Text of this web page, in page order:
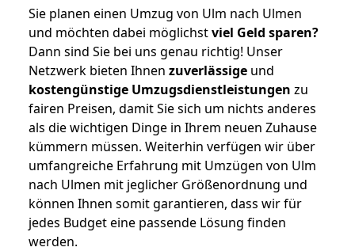
Sie planen einen Umzug von Ulm nach Ulmen
und möchten dabei möglichstviel Geld sparen?
Dann sind Sie bei uns genau richtig! Unser
Netzwerk bieten Ihnen zuverlässige und
kostengünstige Umzugsdienstleistungen zu
fairen Preisen, damit Sie sich um nichts anderes
als die wichtigen Dinge in Ihrem neuen Zuhause
kümmern müssen. Weiterhin verfügen wir über
umfangreiche Erfahrung mit Umzügen von Ulm
nach Ulmen mit jeglicher Größenordnung und
können Ihnen somit garantieren, dass wir für
jedes Budget eine passende Lösung finden
werden.